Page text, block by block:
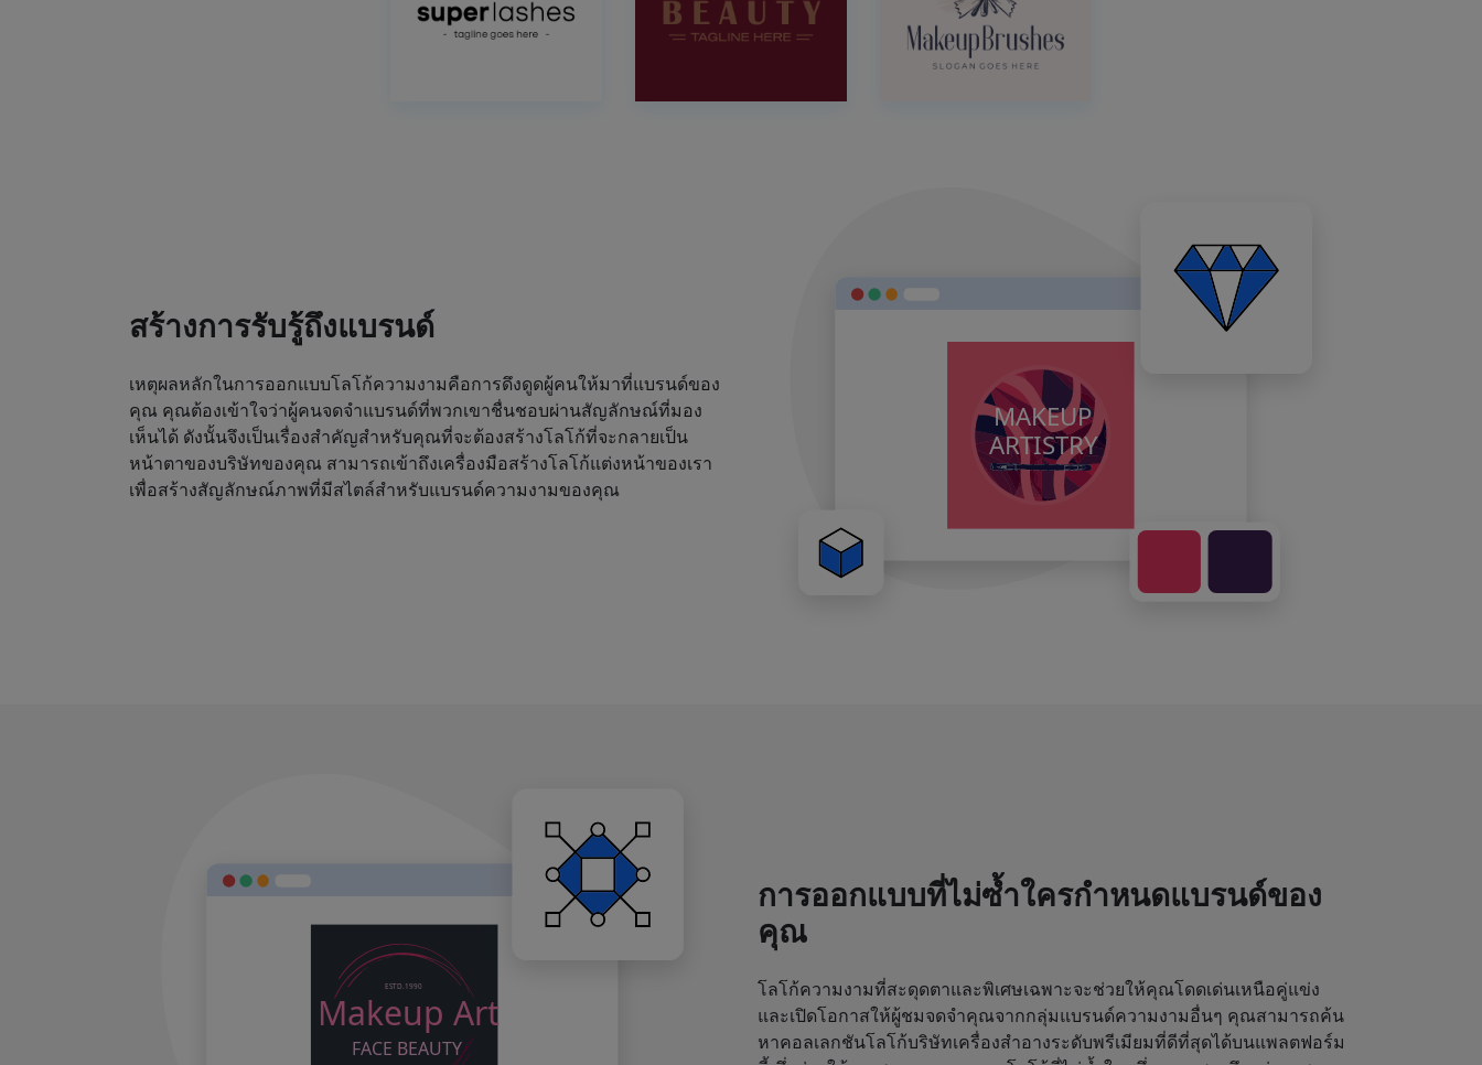
สร้างการรับรู้ถึงแบรนด์
เหตุผลหลักในการออกแบบโลโก้ความงามคือการดึงดูดผู้คนให้มาที่แบรนด์ของ
คุณ คุณต้องเข้าใจว่าผู้คนจดจำแบรนด์ที่พวกเขาชื่นชอบผ่านสัญลักษณ์ที่มอง
เห็นได้ ดังนั้นจึงเป็นเรื่องสำคัญสำหรับคุณที่จะต้องสร้างโลโก้ที่จะกลายเป็น
หน้าตาของบริษัทของคุณ สามารถเข้าถึงเครื่องมือสร้างโลโก้แต่งหน้าของเรา
เพื่อสร้างสัญลักษณ์ภาพที่มีสไตล์สำหรับแบรนด์ความงามของคุณ
การออกแบบที่ไม่ซ้ำใครกำหนดแบรนด์ของ
คุณ
โลโก้ความงามที่สะดุดตาและพิเศษเฉพาะจะช่วยให้คุณโดดเด่นเหนือคู่แข่ง
และเปิดโอกาสให้ผู้ชมจดจำคุณจากกลุ่มแบรนด์ความงามอื่นๆ คุณสามารถค้น
หาคอลเลกชันโลโก้บริษัทเครื่องสำอางระดับพรีเมียมที่ดีที่สุดได้บนแพลตฟอร์ม